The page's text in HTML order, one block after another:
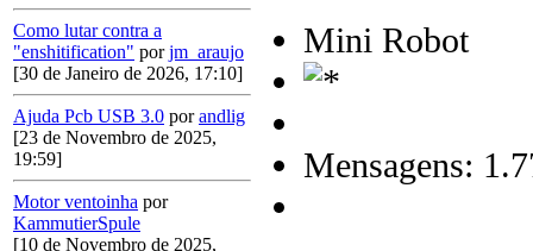
Como lutar contra a
"enshitification" porjm_araujo
[30 de Janeiro de 2026, 17:10]
Ajuda Pcb USB 3.0 porandlig
[23 de Novembro de 2025,
19:59]
Motor ventoinha por
KammutierSpule
[10 de Novembro de 2025,
Mini Robot
Mensagens: